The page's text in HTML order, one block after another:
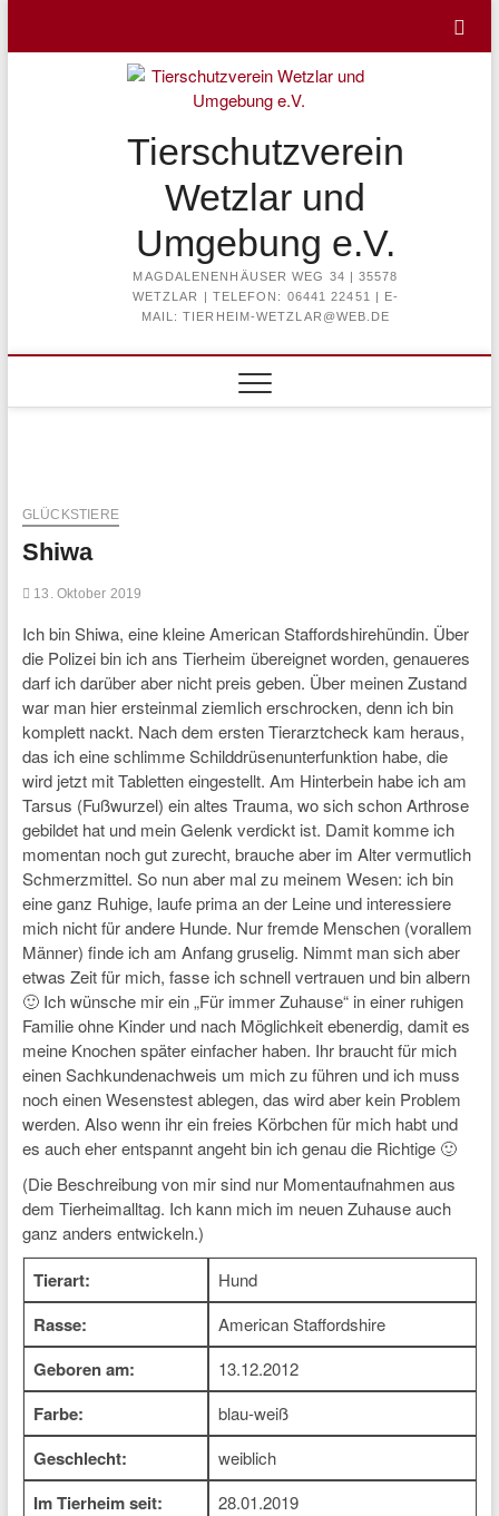
content
Tierschutzverein
Wetzlar und
Umgebung e.V.
MAGDALENENHÄUSER WEG 34 | 35578
WETZLAR | TELEFON: 06441 22451 | E-
MAIL: TIERHEIM-WETZLAR@WEB.DE
GLÜCKSTIERE
Shiwa
13. Oktober 2019
Ich bin Shiwa, eine kleine American Staffordshirehündin. Über
die Polizei bin ich ans Tierheim übereignet worden, genaueres
darf ich darüber aber nicht preis geben. Über meinen Zustand
war man hier ersteinmal ziemlich erschrocken, denn ich bin
komplett nackt. Nach dem ersten Tierarztcheck kam heraus,
das ich eine schlimme Schilddrüsenunterfunktion habe, die
wird jetzt mit Tabletten eingestellt. Am Hinterbein habe ich am
Tarsus (Fußwurzel) ein altes Trauma, wo sich schon Arthrose
gebildet hat und mein Gelenk verdickt ist. Damit komme ich
momentan noch gut zurecht, brauche aber im Alter vermutlich
Schmerzmittel. So nun aber mal zu meinem Wesen: ich bin
eine ganz Ruhige, laufe prima an der Leine und interessiere
mich nicht für andere Hunde. Nur fremde Menschen (vorallem
Männer) finde ich am Anfang gruselig. Nimmt man sich aber
etwas Zeit für mich, fasse ich schnell vertrauen und bin albern
🙂 Ich wünsche mir ein „Für immer Zuhause“ in einer ruhigen
Familie ohne Kinder und nach Möglichkeit ebenerdig, damit es
meine Knochen später einfacher haben. Ihr braucht für mich
einen Sachkundenachweis um mich zu führen und ich muss
noch einen Wesenstest ablegen, das wird aber kein Problem
werden. Also wenn ihr ein freies Körbchen für mich habt und
es auch eher entspannt angeht bin ich genau die Richtige 🙂
(Die Beschreibung von mir sind nur Momentaufnahmen aus
dem Tierheimalltag. Ich kann mich im neuen Zuhause auch
ganz anders entwickeln.)
Tierart: Hund
Rasse: American Staffordshire
Geboren am: 13.12.2012
Farbe: blau-weiß
Geschlecht: weiblich
Im Tierheim seit: 28.01.2019